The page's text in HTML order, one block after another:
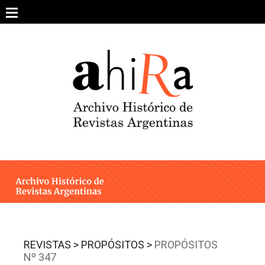
content
ARCHIVO DE REVISTAS
ESTUDIOS CRÍTICOS
INTEGRANTES
CONTACTO
REVISTAS > PROPÓSITOS > PROPÓSITOS
Nº 347